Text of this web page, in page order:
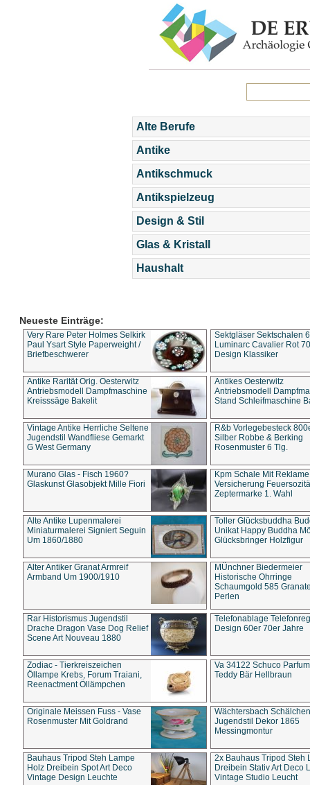
Alte Berufe
Antike
Antikschmuck
Antikspielzeug
Design & Stil
Glas & Kristall
Haushalt
Neueste Einträge:
Very Rare Peter Holmes Selkirk
Paul Ysart Style Paperweight /
Briefbeschwerer
Sektgläser Sektschalen
Luminarc Cavalier Rot
Design Klassiker
Antike Rarität Orig. Oesterwitz
Antriebsmodell Dampfmaschine
Kreisssäge Bakelit
Antikes Oesterwitz
Antriebsmodell
Stand Schleifmaschine
Vintage Antike Herrliche Seltene
Jugendstil Wandfliese Gemarkt
G West Germany
R&b Vorlegebesteck
Silber Robbe & Berking
Rosenmuster 6 Tlg.
Murano Glas - Fisch 1960?
Glaskunst Glasobjekt Mille Fiori
Kpm Schale Mit Reklame
Versicherung
Zeptermarke 1. Wahl
Alte Antike Lupenmalerei
Miniaturmalerei Signiert Seguin
Um 1860/1880
Toller Glücksbuddha
Unikat Happy Buddha
Glücksbringer Holzfigur
Alter Antiker Granat Armreif
Armband Um 1900/1910
MÜnchner Biedermeier
Historische Ohrringe
Schaumgold 585
Perlen
Rar Historismus Jugendstil
Drache Dragon Vase Dog Relief
Scene Art Nouveau 1880
Telefonablage
Design 60er 70er Jahre
Zodiac - Tierkreiszeichen
Öllampe Krebs, Forum Traiani,
Reenactment Öllämpchen
Va 34122 Schuco
Teddy Bär Hellbraun
Originale Meissen Fuss - Vase
Rosenmuster Mit Goldrand
Wächtersbach Schälchen
Jugendstil Dekor 1865
Messingmontur
Bauhaus Tripod Steh Lampe
Holz Dreibein Spot Art Deco
Vintage Design Leuchte
2x Bauhaus Tripod Steh
Dreibein Stativ Art Deco
Vintage Studio Leucht